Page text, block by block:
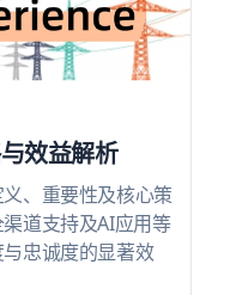
效益解析
、重要性及核心策
道支持及AI应用等
忠诚度的显著效